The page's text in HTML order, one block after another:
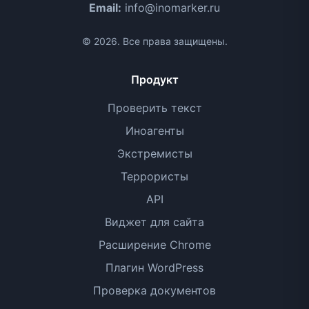
Email: info@inomarker.ru
© 2026. Все права защищены.
Продукт
Проверить текст
Иноагенты
Экстремисты
Террористы
API
Виджет для сайта
Расширение Chrome
Плагин WordPress
Проверка документов